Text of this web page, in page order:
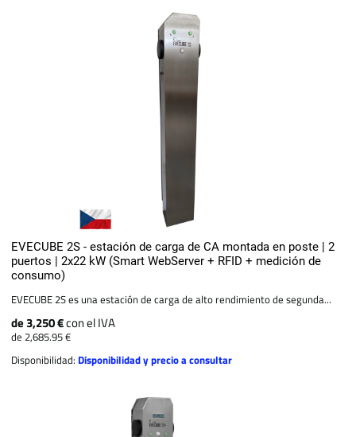
EVECUBE 2S - estación de carga de CA montada en poste | 2
puertos | 2x22 kW (Smart WebServer + RFID + medición de
consumo)
EVECUBE 2S es una estación de carga de alto rendimiento de segunda...
de 3,250 €con el IVA
de 2,685.95 €
Disponibilidad: Disponibilidad y precio a consultar